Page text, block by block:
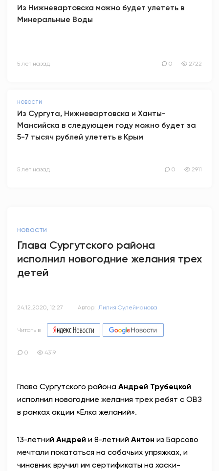
Из Нижневартовска можно будет улететь в
Минеральные Воды
5 лет назад 0 2722
НОВОСТИ
Из Сургута, Нижневартовска и Ханты-
Мансийска в следующем году можно будет за
5-7 тысяч рублей улететь в Крым
5 лет назад 0 2911
НОВОСТИ
Глава Сургутского района
исполнил новогодние желания трех
детей
24.12.2020, 12:27 Автор: Лилия Сулейманова
Читать в
0 4319
Глава Сургутского района Андрей Трубецкой
исполнил новогодние желания трех ребят с ОВЗ
в рамках акции «Елка желаний».
13-летний Андрей и 8-летний Антон из Барсово
мечтали покататься на собачьих упряжках, и
чиновник вручил им сертификаты на хаски-